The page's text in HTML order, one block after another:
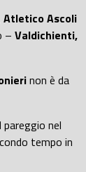
Atletico Ascoli
– Valdichienti,
non è da
pareggio nel
tempo in